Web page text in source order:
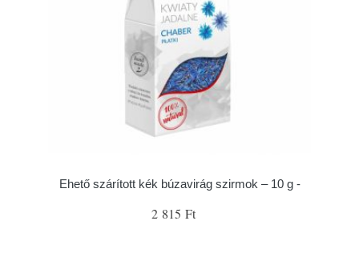
Ehető szárított kék búzavirág szirmok – 10 g -
2 815 Ft